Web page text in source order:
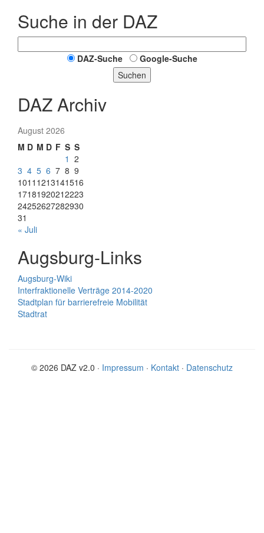
Suche in der DAZ
DAZ-Suche
Google-Suche
Suchen
DAZ Archiv
August 2026
M D M D F S S
1 2
3 4 5 6 7 8 9
1011 1213141516
17181920212223
24252627282930
31
« Juli
Augsburg-Links
Augsburg-Wiki
Interfraktionelle Verträge 2014-2020
Stadtplan für barrierefreie Mobilität
Stadtrat
© 2026 DAZ v2.0 · Impressum · Kontakt · Datenschutz